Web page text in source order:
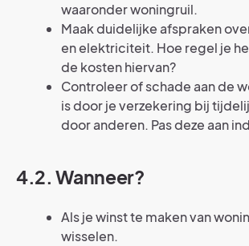
waaronder woningruil.
Maak duidelijke afspraken
en elektriciteit. Hoe regel je
de kosten hiervan?
Controleer of schade aan de
is door je verzekering bij
door anderen. Pas deze aan
4.2. Wanneer?
Als je winst te maken van
wisselen.